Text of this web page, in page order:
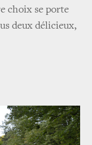
choix se porte
deux délicieux,